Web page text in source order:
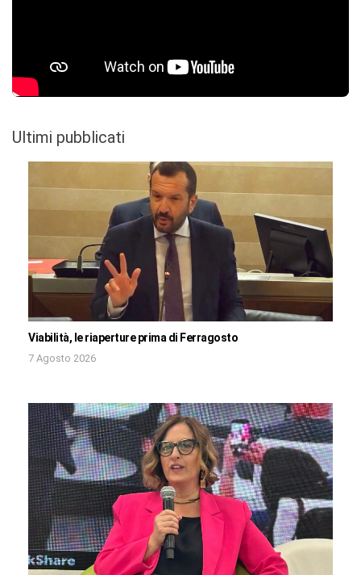
Ultimi pubblicati
Viabilità, le riaperture prima di Ferragosto
7 Agosto 2026